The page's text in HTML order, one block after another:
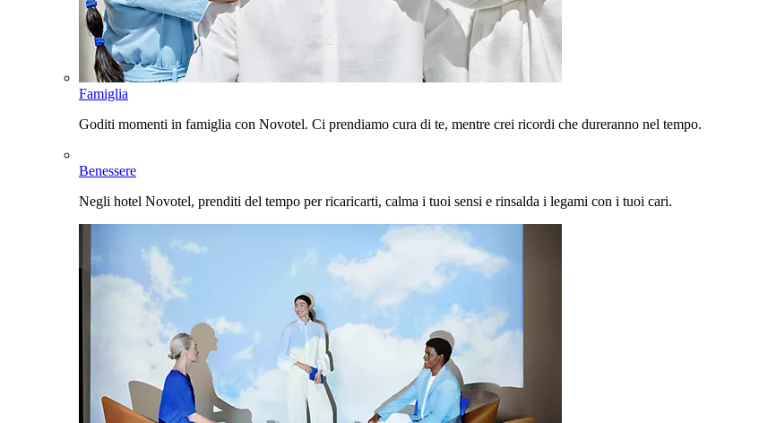
Famiglia
Goditi momenti in famiglia con Novotel. Ci prendiamo cura di te, mentre crei ricordi che dureranno nel tempo.
Benessere
Negli hotel Novotel, prenditi del tempo per ricaricarti, calma i tuoi sensi e rinsalda i legami con i tuoi cari.